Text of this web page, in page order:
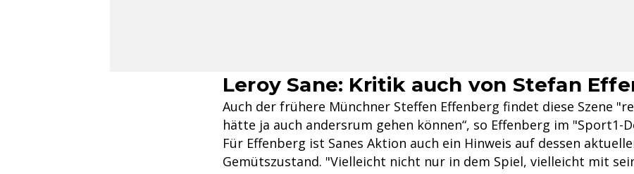
Leroy Sane: Kritik auch von Stefan
Auch der frühere Münchner Steffen Effenberg findet diese Szene
hätte ja auch andersrum gehen können“, so Effenberg im "Sport1-
Für Effenberg ist Sanes Aktion auch ein Hinweis auf dessen
Gemütszustand. "Vielleicht nicht nur in dem Spiel, vielleicht mit